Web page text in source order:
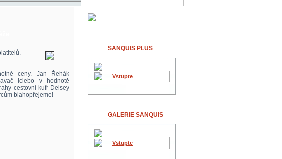
ceny. Jan Řehák
Iclebo v hodnotě
cestovní kufr Delsey
blahopřejeme!
SANQUIS PLUS
Vstupte
GALERIE SANQUIS
Vstupte